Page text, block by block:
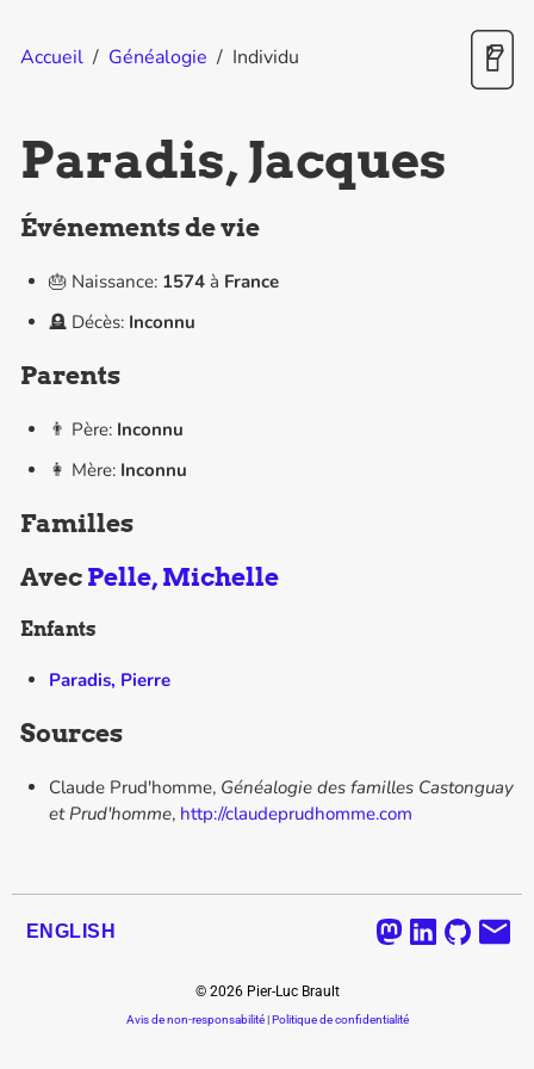
Accueil / Généalogie / Individu
Paradis, Jacques
Événements de vie
🎂 Naissance: 1574à France
🪦 Décès: Inconnu
Parents
👨 Père: Inconnu
👩 Mère: Inconnu
Familles
Avec Pelle, Michelle
Enfants
Paradis, Pierre
Sources
Claude Prud'homme, Généalogie des familles Castonguay
et Prud'homme, http://claudeprudhomme.com
ENGLISH
© 2026Pier-Luc Brault
Avis de non-responsabilité|Politique de confidentialité